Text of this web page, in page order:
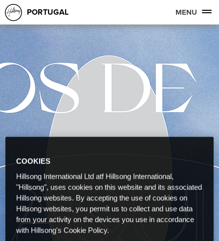
PORTUGAL MENU
COOKIES
Hillsong International Ltd atf Hillsong International,
"Hillsong", uses cookies on this website and its associated
Hillsong websites. By accepting the use of cookies on
Hillsong websites, you permit us to collect and use data
from your activity on the devices you use in accordance
with Hillsong's Cookie Policy.